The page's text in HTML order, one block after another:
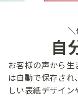
自
お客様の​声から​生
は​自動で​保存され
しい​表紙デザイ